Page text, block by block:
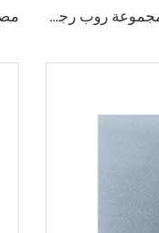
مصنع جودة عالية قماش تويل TR، مجموعة روب رجالية الشرق الأوسط، قماش قميص خفيف الوزن